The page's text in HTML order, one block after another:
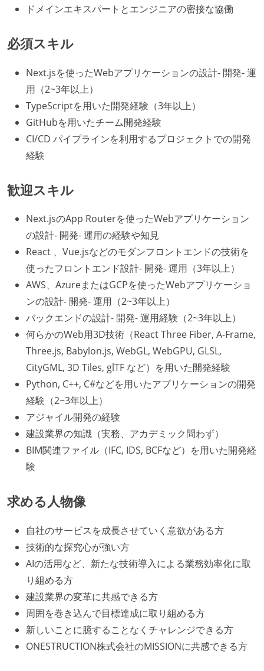
ドメインエキスパートとエンジニアの密接な協働
必須スキル
Next.jsを使ったWebアプリケーションの設計- 開発- 運
用（2~3年以上）
TypeScriptを用いた開発経験（3年以上）
GitHubを用いたチーム開発経験
CI/CD パイプラインを利用するプロジェクトでの開発
経験
歓迎スキル
Next.jsのApp Routerを使ったWebアプリケーション
の設計- 開発- 運用の経験や知見
React 、Vue.jsなどのモダンフロントエンドの技術を
使ったフロントエンド設計- 開発- 運用（3年以上）
AWS、AzureまたはGCPを使ったWebアプリケーショ
ンの設計- 開発- 運用（2~3年以上）
バックエンドの設計- 開発- 運用経験（2~3年以上）
何らかのWeb用3D技術（React Three Fiber, A-Frame,
Three.js, Babylon.js, WebGL, WebGPU, GLSL,
CityGML, 3D Tiles, glTF など）を用いた開発経験
Python, C++, C#などを用いたアプリケーションの開発
経験（2~3年以上）
アジャイル開発の経験
建設業界の知識（実務、アカデミック問わず）
BIM関連ファイル（IFC, IDS, BCFなど）を用いた開発経
験
求める人物像
自社のサービスを成長させていく意欲がある方
技術的な探究心が強い方
AIの活用など、新たな技術導入による業務効率化に取
り組める方
建設業界の変革に共感できる方
周囲を巻き込んで目標達成に取り組める方
新しいことに臆することなくチャレンジできる方
ONESTRUCTION株式会社のMISSIONに共感できる方